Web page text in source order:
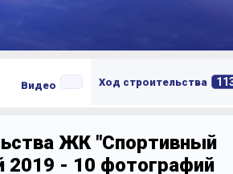
Видео Ход строительства
ЖК "Спортивный
2019 - 10 фотографий